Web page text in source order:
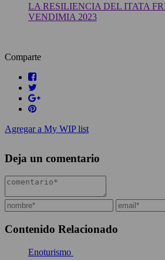
LA RESILIENCIA DEL ITATA
VENDIMIA 2023
Comparte
Agregar a My WIP list
Deja un comentario
Contenido Relacionado
Enoturismo